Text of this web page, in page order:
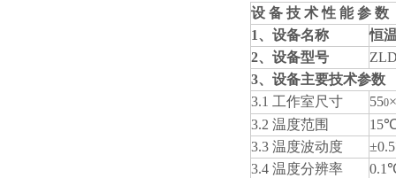
设 备 技 术 性 能 参 数
1、设备名称
恒
2、设备型号
3、设备主要技术参数
3.1 工作室尺寸
550
3.2 温度范围
3.3 温度波动度
3.4 温度分辨率